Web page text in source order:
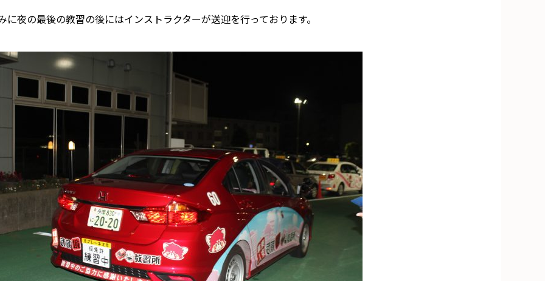
に夜の最後の教習の後にはインストラクターが送迎を行っております。